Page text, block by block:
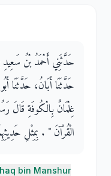
حَدَّثَنِي أَحْمَدُ بْنُ
حَدَّثَنَا أَبَانُ، حَدَّثَنَا
غِلْمَانٌ بِالْكُوفَةِ قَالَ
الْقُرْآنَ ‏"‏ ‏.‏ بِمِثْلِ
bin Manshur